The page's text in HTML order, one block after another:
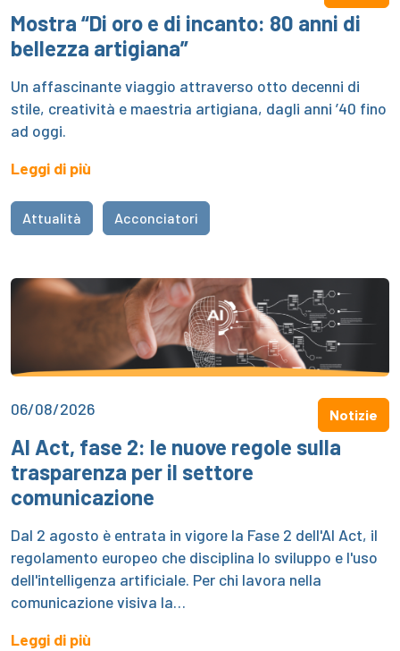
Mostra “Di oro e di incanto: 80 anni di
bellezza artigiana”
Un affascinante viaggio attraverso otto decenni di
stile, creatività e maestria artigiana, dagli anni ’40 fino
ad oggi.
Leggi di più
Attualità Acconciatori
06/08/2026 Notizie
AI Act, fase 2: le nuove regole sulla
trasparenza per il settore
comunicazione
Dal 2 agosto è entrata in vigore la Fase 2 dell'AI Act, il
regolamento europeo che disciplina lo sviluppo e l'uso
dell'intelligenza artificiale. Per chi lavora nella
comunicazione visiva la…
Leggi di più